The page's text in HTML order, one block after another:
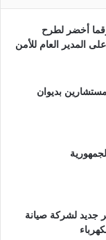
أخضر لطرح
المدير العام للأمن
بديوان
جديد لشركة صيانة